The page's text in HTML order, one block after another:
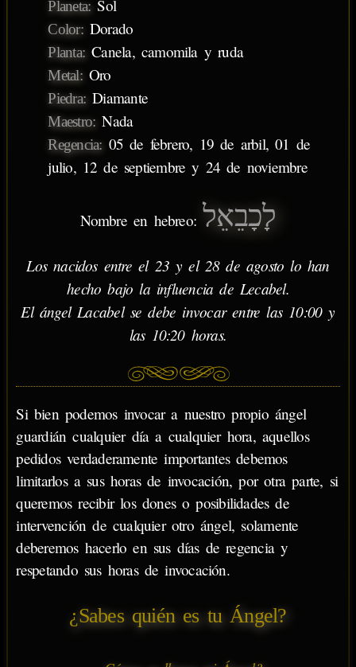
Planeta: Sol
Color:Dorado
Planta: Canela, camomila y ruda
Metal:Oro
Piedra: Diamante
Maestro: Nada
Regencia: 05 de febrero, 19 de arbil, 01 de
julio, 12 de septiembre y 24 de noviembre
Nombre en hebreo: לָכָבֵאֵל
Los nacidos entre el 23 y el 28 de agosto lo han
hecho bajo la influencia de Lecabel.
El ángel Lacabel se debe invocar entre las 10:00 y
las 10:20 horas.
Si bien podemos invocar a nuestro propio ángel
guardián cualquier día a cualquier hora, aquellos
pedidos verdaderamente importantes debemos
limitarlos a sus horas de invocación, por otra parte, si
queremos recibir los dones o posibilidades de
intervención de cualquier otro ángel, solamente
deberemos hacerlo en sus días de regencia y
respetando sus horas de invocación.
¿Sabes quién es tu Ángel?